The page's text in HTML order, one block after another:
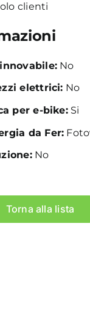
clienti
No
elettrici: No
per e-bike:Si
da Fer:
No
Torna alla lista